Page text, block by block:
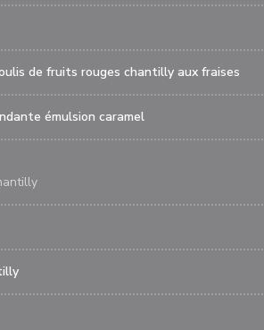
de fruits rouges chantilly aux fraises
émulsion caramel